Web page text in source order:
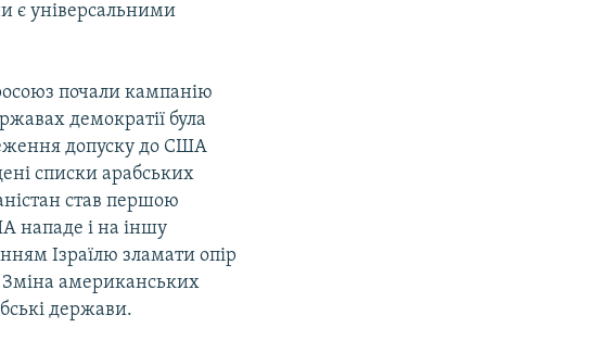
є універсальними
почали кампанію
демократії була
допуску до США
списки арабських
став першою
нападе і на іншу
Ізраїлю зламати опір
Зміна американських
держави.